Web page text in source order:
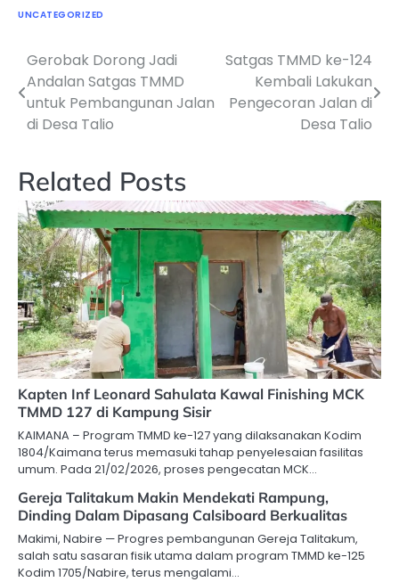
UNCATEGORIZED
Navigasi
pos
Gerobak Dorong Jadi
Andalan Satgas TMMD
untuk Pembangunan Jalan
di Desa Talio
Satgas TMMD ke-124
Kembali Lakukan
Pengecoran Jalan di
Desa Talio
Related Posts
Kapten Inf Leonard Sahulata Kawal Finishing MCK
TMMD 127 di Kampung Sisir
KAIMANA – Program TMMD ke-127 yang dilaksanakan Kodim
1804/Kaimana terus memasuki tahap penyelesaian fasilitas
umum. Pada 21/02/2026, proses pengecatan MCK…
Gereja Talitakum Makin Mendekati Rampung,
Dinding Dalam Dipasang Calsiboard Berkualitas
Makimi, Nabire — Progres pembangunan Gereja Talitakum,
salah satu sasaran fisik utama dalam program TMMD ke-125
Kodim 1705/Nabire, terus mengalami…